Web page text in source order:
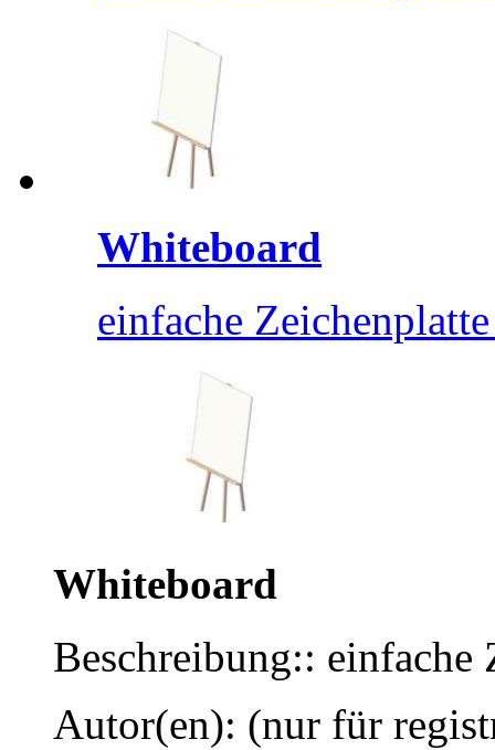
Whiteboard
einfache
Whiteboard
Beschreibung::
Autor(en): (nur für